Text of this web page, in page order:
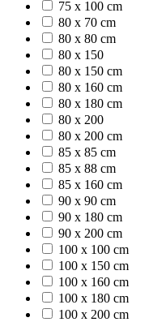
75 x 100 cm
80 x 70 cm
80 x 80 cm
80 x 150
80 x 150 cm
80 x 160 cm
80 x 180 cm
80 x 200
80 x 200 cm
85 x 85 cm
85 x 88 cm
85 x 160 cm
90 x 90 cm
90 x 180 cm
90 x 200 cm
100 x 100 cm
100 x 150 cm
100 x 160 cm
100 x 180 cm
100 x 200 cm